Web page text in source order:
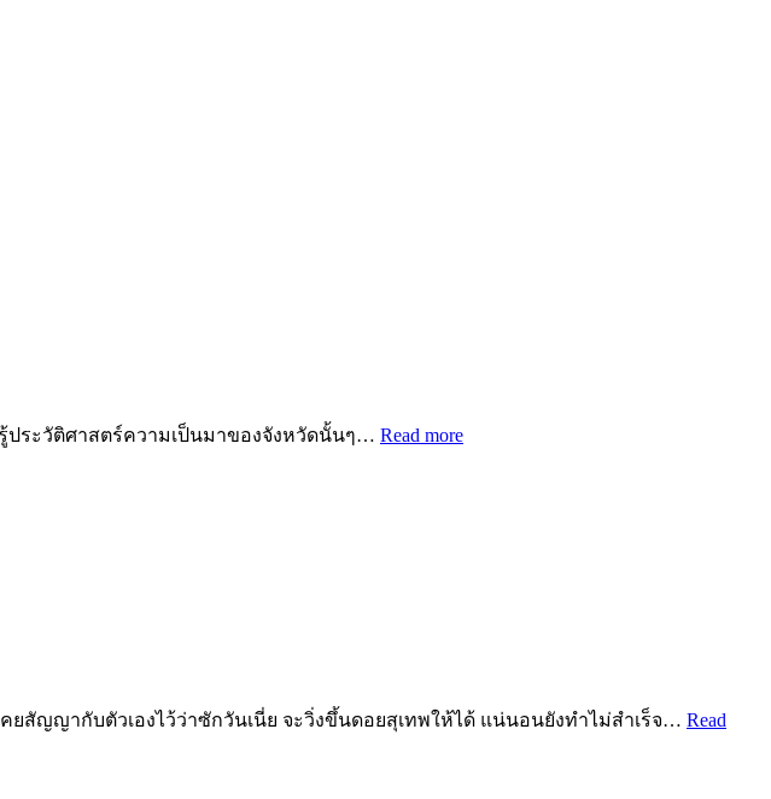
ประวัติศาสตร์ความเป็นมาของจังหวัดนั้นๆ… Read more
สัญญากับตัวเองไว้ว่าซักวันเนี่ย จะวิ่งขึ้นดอยสุเทพให้ได้ แน่นอนยังทำไม่สำเร็จ… Read